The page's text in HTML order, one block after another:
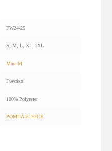
FW24-25
S, M, L, XL, 2XL
Mara-M
Γυναίκα
100% Polyester
ΡΟΜΠΑ FLEECE